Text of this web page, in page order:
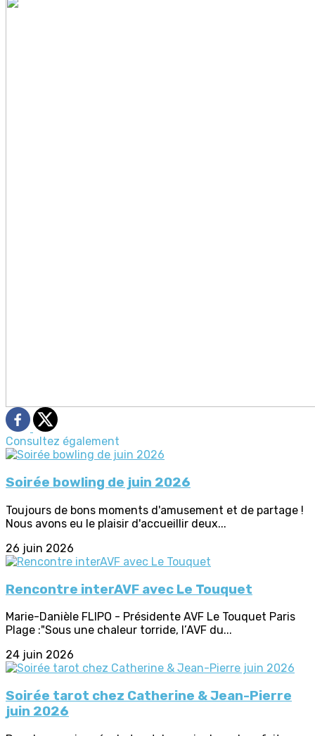
Consultez également
Soirée bowling de juin 2026
Toujours de bons moments d'amusement et de partage !
Nous avons eu le plaisir d'accueillir deux...
26 juin 2026
Rencontre interAVF avec Le Touquet
Marie-Danièle FLIPO - Présidente AVF Le Touquet Paris
Plage :"Sous une chaleur torride, l’AVF du...
24 juin 2026
Soirée tarot chez Catherine & Jean-Pierre
juin 2026